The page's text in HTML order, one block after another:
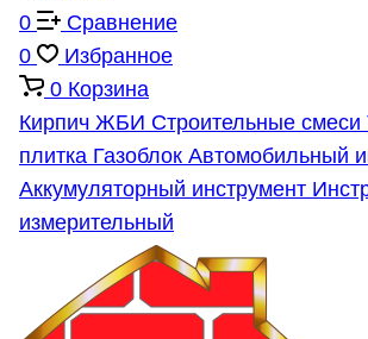
0
Сравнение
0
Избранное
0 Корзина
Кирпич ЖБИ Строительные смеси
плитка Газоблок Автомобильный
Аккумуляторный инструмент
измерительный